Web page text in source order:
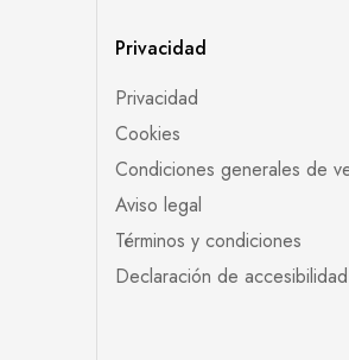
Privacidad
Privacidad
Cookies
Condiciones generales de
Aviso legal
Términos y condiciones
Declaración de accesibilidad